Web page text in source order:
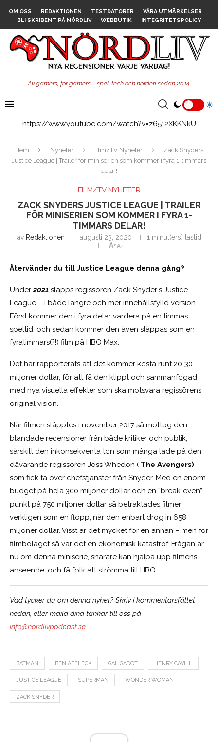
OM OSS REDAKTIONEN TESTDATORER
VÅRA UTMÄRKELSER
BLI SKRIBENT PÅ NÖRDLIV
WEBBUTIK INTEGRITETSPOLICY
Av gamers, för gamers – spel, tech och nörderi sedan 2014.
https://www.youtube.com/watch?v=z6512XKKNkU
Hem Nyheter Film/TV Nyheter
Zack Snyders
Justice League | Trailer för miniserien som kommer i fyra 1-timmars
delar!
FILM/TV NYHETER
ZACK SNYDERS JUSTICE LEAGUE | TRAILER
FÖR MINISERIEN SOM KOMMER I FYRA 1-
TIMMARS DELAR!
av Redaktionen augusti 23, 2020
1 minut(ers) lästid
A+A-
Återvänder du till Justice League denna gång?
Under2021 släpps regissören Zack Snyder´s Justice
League – i både längre och mer innehållsfylld version.
Först kommer den i fyra delar vardera på en timmas
speltid, och sedan kommer den även släppas som en
fyratimmars(?!) film på HBO Max.
Det har rapporterats att det kommer kosta runt 20-30
miljoner dollar, för att få den klippt och sammanfogad
med nya visuella effekter som ska motsvara regissörens
original vision.
När filmen släpptes i november 2017 så mottog den
blandade recensioner från både kritiker och publik,
särskilt den inkonsekventa ton som många lade på den
dåvarande regissören Joss Whedon ( The Avengers)
som fick ta över chefstjänster från Snyder. Med en enorm
budget på hela 300 miljoner dollar och en ”break-even”
punkt på 750 miljoner dollar så betraktades filmen
verkligen som en flopp, när den enbart drog in 658
miljoner dollar. Visst är det mycket för en annan – men för
filmbolaget så var det en ekonomisk katastrof. Frågan är
nu om denna miniserie, snarare kan hjälpa upp filmens
anseende, och få folk att strömma till HBO.
Vad tycker du om denna nyhet? Skriv i kommentarsfältet
nedan, eller maila dina tankar till oss på
info@nordlivpodcast.se.
BATMAN BEN AFFLECK GAL GADOT HENRY CAVILL
JUSTICE LEAGUE SUPERMAN WONDER WOMAN
ZACK SNYDER